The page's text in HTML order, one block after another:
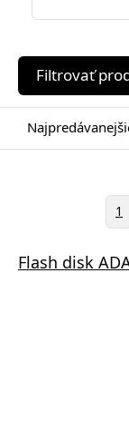
Filtrovať
1
Flash disk